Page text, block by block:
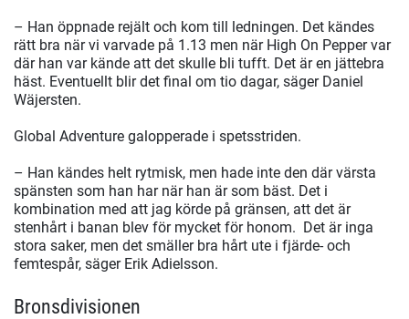
– Han öppnade rejält och kom till ledningen. Det kändes
rätt bra när vi varvade på 1.13 men när High On Pepper var
där han var kände att det skulle bli tufft. Det är en jättebra
häst. Eventuellt blir det final om tio dagar, säger Daniel
Wäjersten.
Global Adventure galopperade i spetsstriden.
– Han kändes helt rytmisk, men hade inte den där värsta
spänsten som han har när han är som bäst. Det i
kombination med att jag körde på gränsen, att det är
stenhårt i banan blev för mycket för honom. Det är inga
stora saker, men det smäller bra hårt ute i fjärde- och
femtespår, säger Erik Adielsson.
Bronsdivisionen